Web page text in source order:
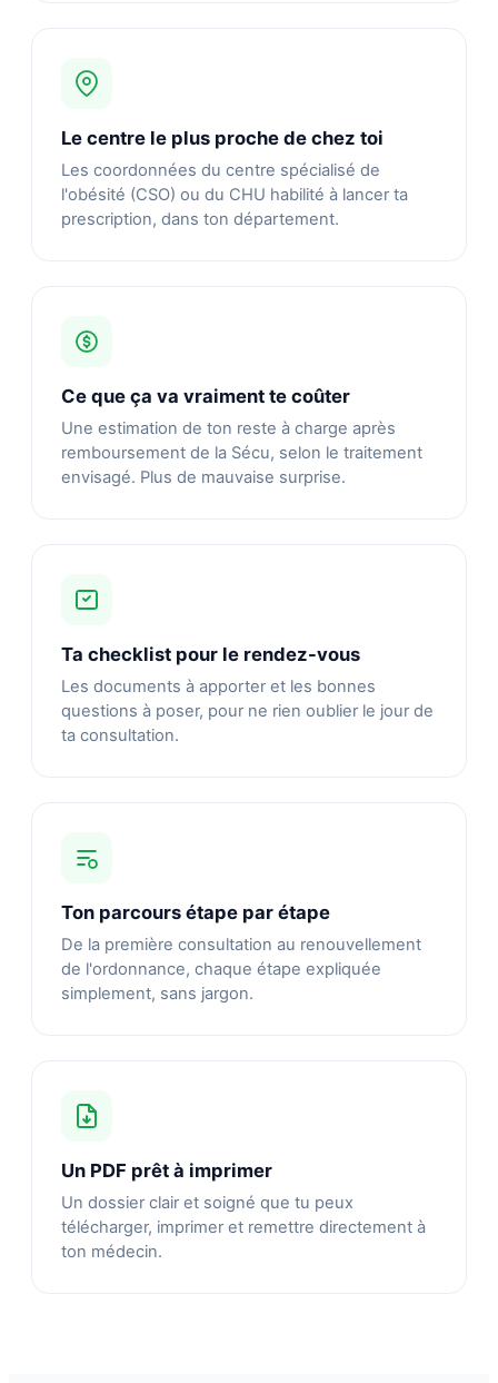
Le centre le plus proche de chez toi
Les coordonnées du centre spécialisé de
l'obésité (CSO) ou du CHU habilité à lancer ta
prescription, dans ton département.
Ce que ça va vraiment te coûter
Une estimation de ton reste à charge après
remboursement de la Sécu, selon le traitement
envisagé. Plus de mauvaise surprise.
Ta checklist pour le rendez-vous
Les documents à apporter et les bonnes
questions à poser, pour ne rien oublier le jour de
ta consultation.
Ton parcours étape par étape
De la première consultation au renouvellement
de l'ordonnance, chaque étape expliquée
simplement, sans jargon.
Un PDF prêt à imprimer
Un dossier clair et soigné que tu peux
télécharger, imprimer et remettre directement à
ton médecin.